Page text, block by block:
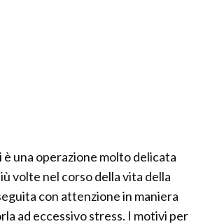
è una operazione molto delicata
volte nel corso della vita della
con attenzione in maniera
ad eccessivo stress. I motivi per